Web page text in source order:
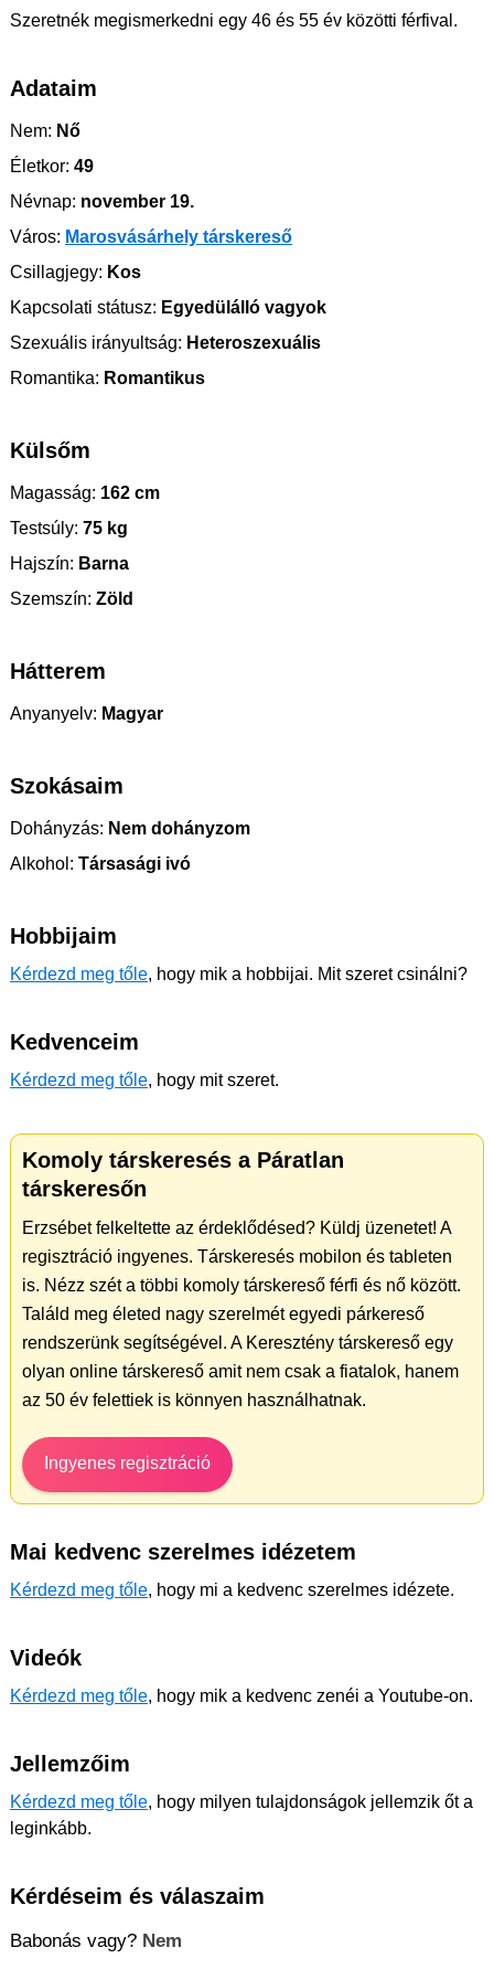
Szeretnék megismerkedni egy 46 és 55 év közötti férfival.
Adataim
Nem: Nő
Életkor: 49
Névnap: november 19.
Város: Marosvásárhely társkereső
Csillagjegy: Kos
Kapcsolati státusz: Egyedülálló vagyok
Szexuális irányultság: Heteroszexuális
Romantika: Romantikus
Külsőm
Magasság: 162 cm
Testsúly: 75 kg
Hajszín: Barna
Szemszín: Zöld
Hátterem
Anyanyelv: Magyar
Szokásaim
Dohányzás: Nem dohányzom
Alkohol: Társasági ivó
Hobbijaim
Kérdezd meg tőle, hogy mik a hobbijai. Mit szeret csinálni?
Kedvenceim
Kérdezd meg tőle, hogy mit szeret.
Komoly társkeresés a Páratlan
társkeresőn
Erzsébet felkeltette az érdeklődésed? Küldj üzenetet! A
regisztráció ingyenes. Társkeresés mobilon és tableten
is. Nézz szét a többi komoly társkereső férfi és nő között.
Találd meg életed nagy szerelmét egyedi párkereső
rendszerünk segítségével. A Keresztény társkereső egy
olyan online társkereső amit nem csak a fiatalok, hanem
az 50 év felettiek is könnyen használhatnak.
Ingyenes regisztráció
Mai kedvenc szerelmes idézetem
Kérdezd meg tőle, hogy mi a kedvenc szerelmes idézete.
Videók
Kérdezd meg tőle, hogy mik a kedvenc zenéi a Youtube-on.
Jellemzőim
Kérdezd meg tőle, hogy milyen tulajdonságok jellemzik őt a
leginkább.
Kérdéseim és válaszaim
Babonás vagy? Nem